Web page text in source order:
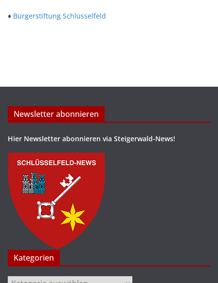
♦ Bürgerstiftung Schlüsselfeld
Newsletter abonnieren
Hier Newsletter abonnieren via Steigerwald-News!
Kategorien